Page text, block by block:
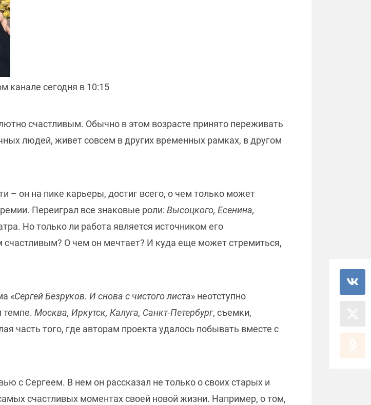
канале сегодня в 10:15
счастливым. Обычно в этом возрасте принято переживать
людей, живет совсем в других временных рамках, в другом
– он на пике карьеры, достиг всего, о чем только может
Переиграл все знаковые роли: Высоцкого, Есенина,
Но только ли работа является источником его
О чем он мечтает? И куда еще может стремиться,
«Сергей Безруков. И снова с чистого листа» неотступно
темпе. Москва, Иркутск, Калуга, Санкт-Петербург, съемки,
часть того, где авторам проекта удалось побывать вместе с
с Сергеем. В нем он рассказал не только о своих старых и
счастливых моментах своей новой жизни. Например, о том,